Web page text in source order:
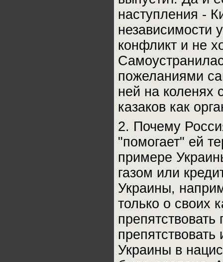
наступления -
независимости
конфликт и не
пожеланиями
ней на коленях
казаков как
2. Почему
"помогает" ей
примере
газом или
Украины,
только о своих
Украины в